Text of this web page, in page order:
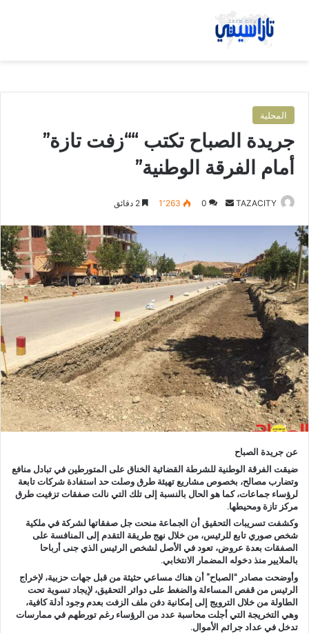
بحث عن
المحلية
جريدة الصباح تكتب ““زفت تازة”
أمام الفرقة الوطنية”
TAZACITY
ب
ر
ي
د
ا
إ
ك
ت
ر
و
ي
ا
0 1٬263
عن جريدة الصباح
ضيقت الفرقة الوطنية للشرطة القضائية الخناق على المتورطين في تبادل منافع
وتضارب مصالح، بخصوص مشاريع تهيئة طرق وصلت حد استفادة شركات تابعة
لرؤساء جماعات، كما هو الحال بالنسبة إلى تلك التي نالت صفقات تزفيت طرق
مركز تازة ومحيطها.
وكشفت تسريبات التحقيق أن الجماعة منحت جل صفقاتها لشركة في ملكية
شخص صوري تابع للرئيس، من خلال نهج طريقة التقدم إلى المنافسة على
الصفقات بعدة عروض، تعود في الأصل لشخص الرئيس الذي جنى أرباحا
بالملايير منذ دخوله المضمار الانتخابي.
وأوضحت مصادر “الصباح” أن هناك مساعي حثيثة من قبل جهات حزبية، لإخراج
الرئيس من قفص المساءلة والضغط على دوائر التحقيق، لإيجاد تسوية تحت
الطاولة من خلال الترويج إلى إمكانية دفن ملف الزفت بعدم وجود أدلة كافية،
وهي التخريجة التي أجلت محاسبة عدد من الرؤساء رغم تورطهم في ممارسات
تدخل في عداد جرائم الأموال.